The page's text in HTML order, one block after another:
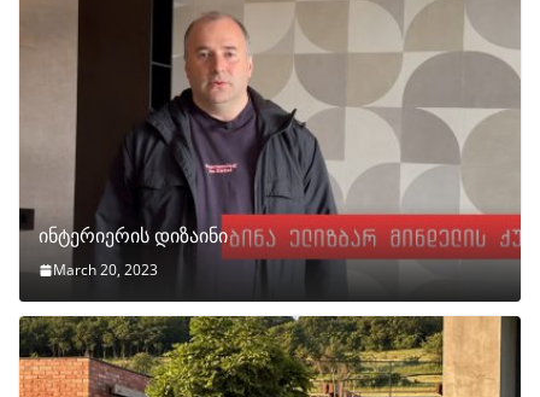
ინტერიერის დიზაინი
March 20, 2023